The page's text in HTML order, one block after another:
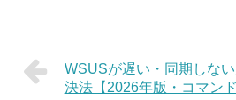
WSUSが遅い・同期しな
決法【2026年版・コマンド